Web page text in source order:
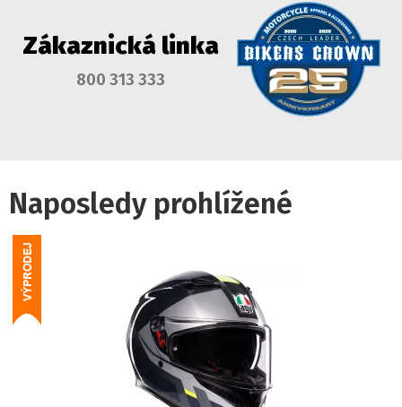
Zákaznická linka
800 313 333
Naposledy prohlížené